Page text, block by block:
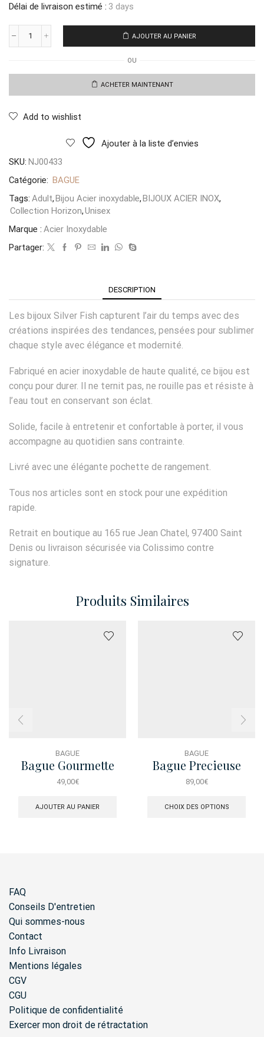
Délai de livraison estimé : 3 days
quantité
Foglia
AJOUTER AU PANIER
OU
ACHETER MAINTENANT
Add to wishlist
Ajouter à la liste d’envies
SKU: NJ00433
Catégorie: BAGUE
Tags: Adult,Bijou Acier inoxydable,BIJOUX ACIER INOX,
Collection Horizon,Unisex
Marque : Acier Inoxydable
Partager:
DESCRIPTION
Les bijoux Silver Fish capturent l’air du temps avec des
créations inspirées des tendances, pensées pour sublimer
chaque style avec élégance et modernité.
Fabriqué en acier inoxydable de haute qualité, ce bijou est
conçu pour durer. Il ne ternit pas, ne rouille pas et résiste à
l’eau tout en conservant son éclat.
Solide, facile à entretenir et confortable à porter, il vous
accompagne au quotidien sans contrainte.
Livré avec une élégante pochette de rangement.
Tous nos articles sont en stock pour une expédition
rapide.
Retrait en boutique au 165 rue Jean Chatel, 97400 Saint
Denis ou livraison sécurisée via Colissimo contre
signature.
Produits Similaires
BAGUE
Bague Gourmette
49,00€
AJOUTER AU PANIER
BAGUE
Bague Precieuse
Marquises Dore
89,00€
CHOIX DES OPTIONS
FAQ
Conseils D'entretien
Qui sommes-nous
Contact
Info Livraison
Mentions légales
CGV
CGU
Politique de confidentialité
Exercer mon droit de rétractation